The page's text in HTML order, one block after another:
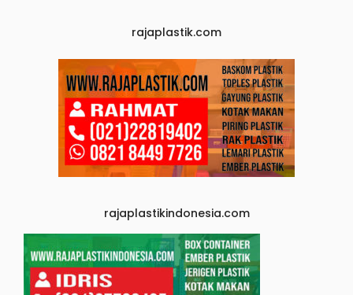
rajaplastik.com
rajaplastikindonesia.com